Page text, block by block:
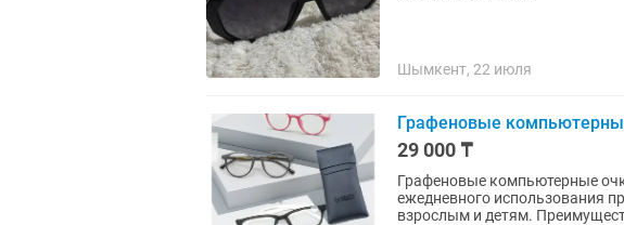
Шымкент, 22 июля
Графеновые
29 000 ₸
Графеновые компьютерные
ежедневного использования
взрослым и детям.